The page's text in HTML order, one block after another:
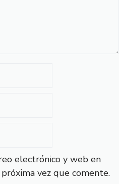
electrónico y web en
vez que comente.